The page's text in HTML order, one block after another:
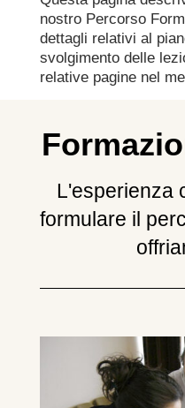
nostro Percorso
dettagli relativi al
svolgimento delle
relative pagine nel
L'esperienza
formulare il